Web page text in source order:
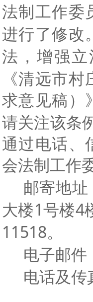
法制工作委
进行了修改
法，增强
《清远市
求意见稿 ）
请关注该条
通过电话、
会法制工作
邮寄地
大楼1号楼4
11518。
电子邮件
电话及传